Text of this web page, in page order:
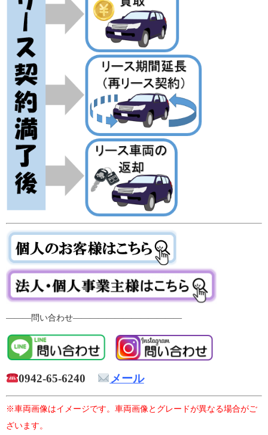
―――問い合わせ―――――――――――――
0942-65-6240 メール
※車両画像はイメージです。車両画像とグレードが異なる場合がご
ざいます。